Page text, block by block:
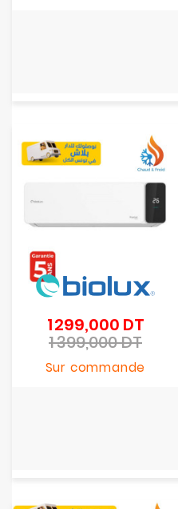
1 299,000 DTPrix
1 399,000 DTPrix
Sur commande